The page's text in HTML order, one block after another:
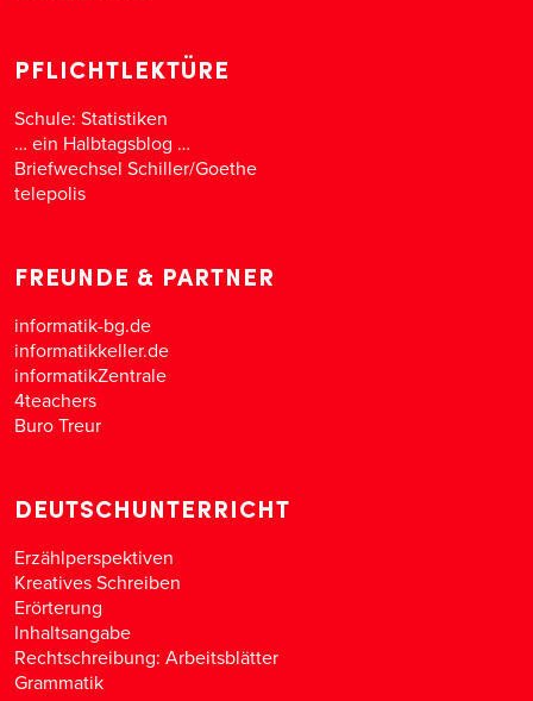
PFLICHTLEKTÜRE
Schule: Statistiken
… ein Halbtagsblog …
Briefwechsel Schiller/Goethe
telepolis
FREUNDE & PARTNER
informatik-bg.de
informatikkeller.de
informatikZentrale
4teachers
Buro Treur
DEUTSCHUNTERRICHT
Erzählperspektiven
Kreatives Schreiben
Erörterung
Inhaltsangabe
Rechtschreibung: Arbeitsblätter
Grammatik